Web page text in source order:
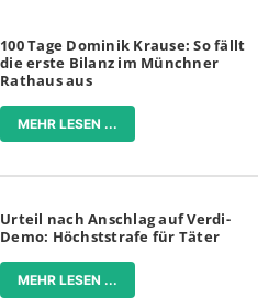
100 Tage Dominik Krause: So fällt
die erste Bilanz im Münchner
Rathaus aus
MEHR LESEN ...
Urteil nach Anschlag auf Verdi-
Demo: Höchststrafe für Täter
MEHR LESEN ...